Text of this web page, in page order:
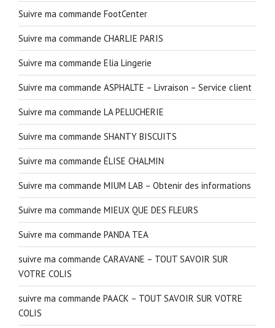
Suivre ma commande FootCenter
Suivre ma commande CHARLIE PARIS
Suivre ma commande Elia Lingerie
Suivre ma commande ASPHALTE – Livraison – Service client
Suivre ma commande LA PELUCHERIE
Suivre ma commande SHANTY BISCUITS
Suivre ma commande ÉLISE CHALMIN
Suivre ma commande MIUM LAB – Obtenir des informations
Suivre ma commande MIEUX QUE DES FLEURS
Suivre ma commande PANDA TEA
suivre ma commande CARAVANE – TOUT SAVOIR SUR
VOTRE COLIS
suivre ma commande PAACK – TOUT SAVOIR SUR VOTRE
COLIS